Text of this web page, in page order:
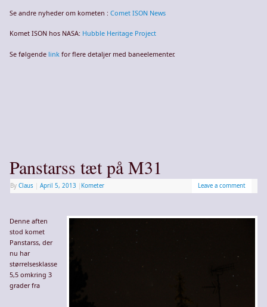
Se andre nyheder om kometen :Comet ISON News
Komet ISON hos NASA: Hubble Heritage Project
Se følgende link for flere detaljer med baneelementer.
Panstarss tæt på M31
ByClaus | April 5, 2013 | Kometer Leave a comment
Denne aften
stod komet
Panstarss, der
nu har
størrelsesklasse
5,5 omkring 3
grader fra